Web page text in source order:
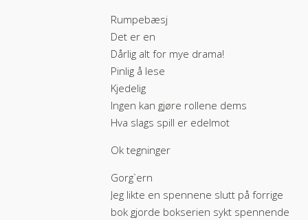
Rumpebæsj
Det er en
Dårlig alt for mye drama!
Pinlig å lese
Kjedelig
Ingen kan gjøre rollene dems
Hva slags spill er edelmot
Ok tegninger
Gorg`ern
Jeg likte en spennene slutt på forrige
bok gjorde bokserien sykt spennende